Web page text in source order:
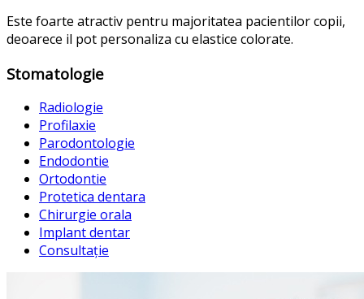
Este foarte atractiv pentru majoritatea pacientilor copii,
deoarece il pot personaliza cu elastice colorate.
Stomatologie
Radiologie
Profilaxie
Parodontologie
Endodontie
Ortodontie
Protetica dentara
Chirurgie orala
Implant dentar
Consultație